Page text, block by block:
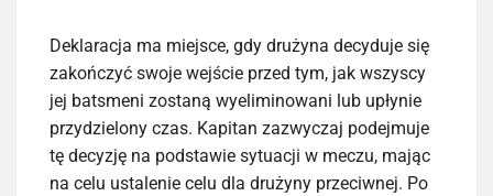
Deklaracja ma miejsce, gdy drużyna decyduje się
zakończyć swoje wejście przed tym, jak wszyscy
jej batsmeni zostaną wyeliminowani lub upłynie
przydzielony czas. Kapitan zazwyczaj podejmuje
tę decyzję na podstawie sytuacji w meczu, mając
na celu ustalenie celu dla drużyny przeciwnej. Po